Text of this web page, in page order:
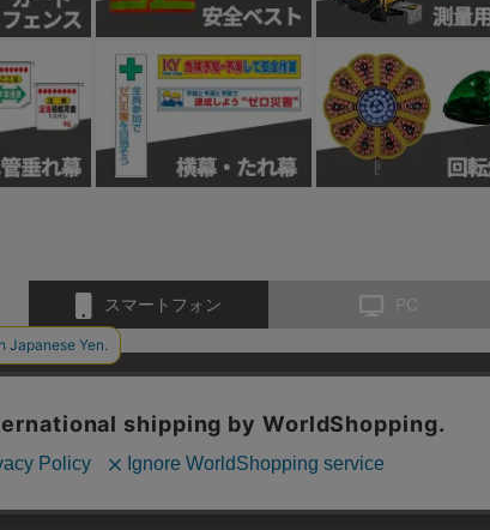
スマートフォン PC
ため、クッキー(Cookie)を使用しています。サイトのクッキー